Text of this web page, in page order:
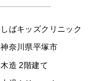
しばキッズクリニック
神奈川県平塚市
木造 2階建て